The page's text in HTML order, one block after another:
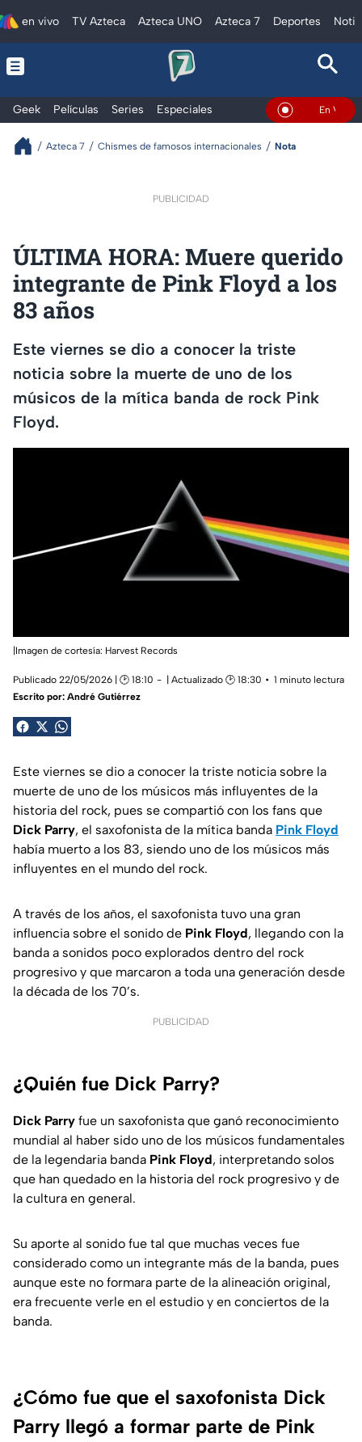
en vivo TV Azteca Azteca UNO Azteca 7 Deportes
Geek Películas Series Especiales En Vivo
Azteca 7 Chismes de famosos internacionales Nota
PUBLICIDAD
ÚLTIMA HORA: Muere querido
integrante de Pink Floyd a los
83 años
Este viernes se dio a conocer la triste
noticia sobre la muerte de uno de los
músicos de la mítica banda de rock Pink
Floyd.
|Imagen de cortesía: Harvest Records
Publicado 22/05/2026 | 🕑 18:10 | Actualizado 🕑 18:30
1 minuto lectura
Escrito por: André Gutiérrez
Este viernes se dio a conocer la triste noticia sobre la
muerte de uno de los músicos más influyentes de la
historia del rock, pues se compartió con los fans que
Dick Parry, el saxofonista de la mítica banda Pink Floyd
había muerto a los 83, siendo uno de los músicos más
influyentes en el mundo del rock.
A través de los años, el saxofonista tuvo una gran
influencia sobre el sonido de Pink Floyd, llegando con la
banda a sonidos poco explorados dentro del rock
progresivo y que marcaron a toda una generación desde
la década de los 70’s.
PUBLICIDAD
¿Quién fue Dick Parry?
Dick Parry fue un saxofonista que ganó reconocimiento
mundial al haber sido uno de los músicos fundamentales
de la legendaria banda Pink Floyd, interpretando solos
que han quedado en la historia del rock progresivo y de
la cultura en general.
Su aporte al sonido fue tal que muchas veces fue
considerado como un integrante más de la banda, pues
aunque este no formara parte de la alineación original,
era frecuente verle en el estudio y en conciertos de la
banda.
¿Cómo fue que el saxofonista Dick
Parry llegó a formar parte de Pink